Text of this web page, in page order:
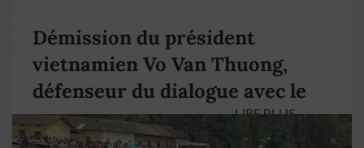
Démission du président
vietnamien Vo Van Thuong,
défenseur du dialogue avec le
pape François
LIRE PLUS →